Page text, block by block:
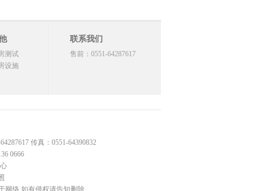
测试
设施
联系我们
售前：0551-64287617
传真：0551-64390832
0666
络,如有侵权请告知删除。